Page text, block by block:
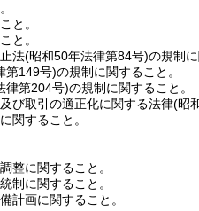
と。
と。
法(昭和50年法律第84号)の規制に
第149号)の規制に関すること。
律第204号)の規制に関すること。
び取引の適正化に関する法律(昭
関すること。
整に関すること。
制に関すること。
計画に関すること。